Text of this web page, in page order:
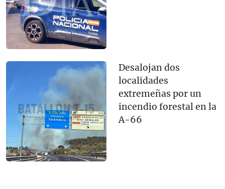
Desalojan dos
localidades
extremeñas por un
incendio forestal en la
A-66